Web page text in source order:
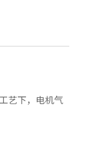
艺下，电机气